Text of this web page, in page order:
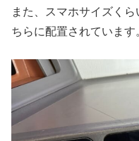
また、スマホサイズく
ちらに配置されています